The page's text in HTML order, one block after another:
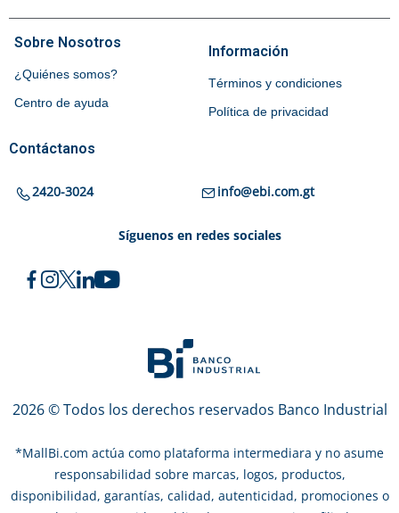
Sobre Nosotros
¿Quiénes somos?
Centro de ayuda
Información
Términos y condiciones
Política de privacidad
Contáctanos
2420-3024 info@ebi.com.gt
Síguenos en redes sociales
2026 © Todos los derechos reservados Banco Industrial
*MallBi.com actúa como plataforma intermediara y no asume
responsabilidad sobre marcas, logos, productos,
disponibilidad, garantías, calidad, autenticidad, promociones o